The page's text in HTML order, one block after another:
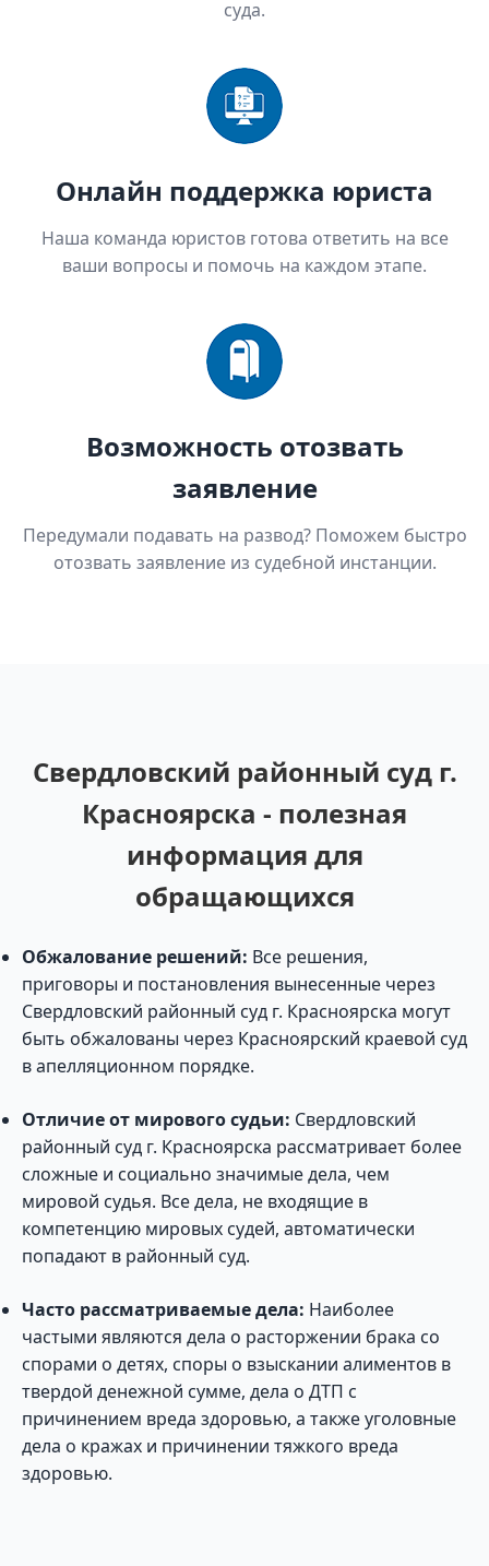
суда.
Онлайн поддержка юриста
Наша команда юристов готова ответить на все
ваши вопросы и помочь на каждом этапе.
Возможность отозвать
заявление
Передумали подавать на развод? Поможем быстро
отозвать заявление из судебной инстанции.
Свердловский районный суд г.
Красноярска - полезная
информация для
обращающихся
Обжалование решений: Все решения,
приговоры и постановления вынесенные через
Свердловский районный суд г. Красноярска могут
быть обжалованы через Красноярский краевой суд
в апелляционном порядке.
Отличие от мирового судьи: Свердловский
районный суд г. Красноярска рассматривает более
сложные и социально значимые дела, чем
мировой судья. Все дела, не входящие в
компетенцию мировых судей, автоматически
попадают в районный суд.
Часто рассматриваемые дела: Наиболее
частыми являются дела о расторжении брака со
спорами о детях, споры о взыскании алиментов в
твердой денежной сумме, дела о ДТП с
причинением вреда здоровью, а также уголовные
дела о кражах и причинении тяжкого вреда
здоровью.